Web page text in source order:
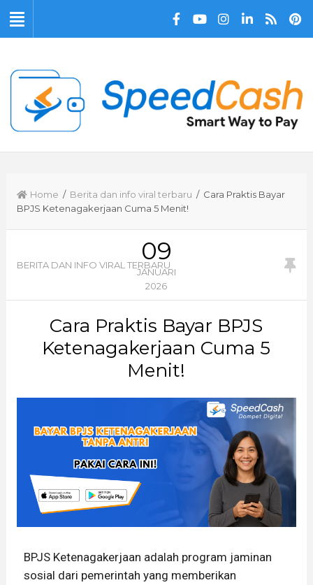
Home / Berita dan info viral terbaru / Cara Praktis Bayar
BPJS Ketenagakerjaan Cuma 5 Menit!
09
JANUARI
2026
BERITA DAN INFO VIRAL TERBARU
Cara Praktis Bayar BPJS
Ketenagakerjaan Cuma 5
Menit!
BPJS Ketenagakerjaan adalah program jaminan
sosial dari pemerintah yang memberikan